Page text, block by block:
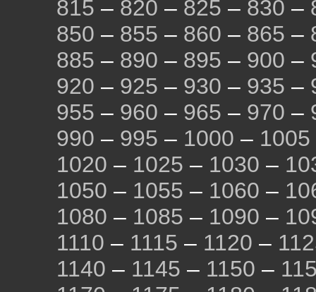
815 – 820 – 825 – 830 –
850 – 855 – 860 – 865 –
885 – 890 – 895 – 900 –
920 – 925 – 930 – 935 –
955 – 960 – 965 – 970 –
990 – 995 – 1000 – 1005
1020 – 1025 – 1030 –
1050 – 1055 – 1060 –
1080 – 1085 – 1090 –
1110 – 1115 – 1120 –
1140 – 1145 – 1150 –